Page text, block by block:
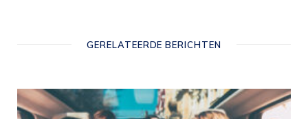
GERELATEERDE BERICHTEN